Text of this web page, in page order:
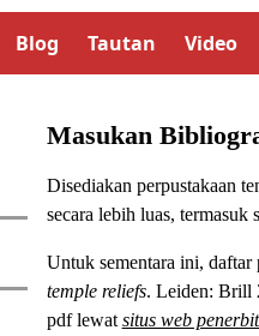
Blog Tautan Video
Masukan
Disediakan perpustakaan
secara lebih luas, termasuk
Untuk sementara ini,
temple reliefs. Leiden: Brill
pdf lewat situs web